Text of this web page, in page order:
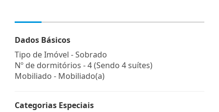
Dados Básicos
Tipo de Imóvel - Sobrado
Nº de dormitórios - 4 (Sendo 4 suítes)
Mobiliado - Mobiliado(a)
Categorias Especiais